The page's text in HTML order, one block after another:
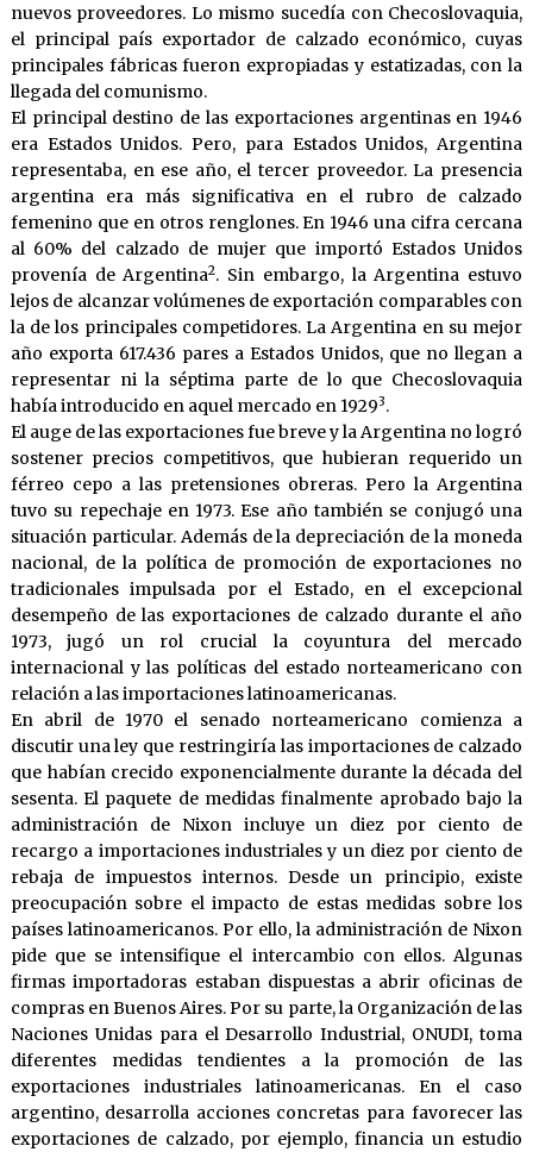
nuevos proveedores. Lo mismo sucedía con Checoslovaquia,
el principal país exportador de calzado económico, cuyas
principales fábricas fueron expropiadas y estatizadas, con la
llegada del comunismo.
El principal destino de las exportaciones argentinas en 1946
era Estados Unidos. Pero, para Estados Unidos, Argentina
representaba, en ese año, el tercer proveedor. La presencia
argentina era más significativa en el rubro de calzado
femenino que en otros renglones. En 1946 una cifra cercana
al 60% del calzado de mujer que importó Estados Unidos
provenía de Argentina2. Sin embargo, la Argentina estuvo
lejos de alcanzar volúmenes de exportación comparables con
la de los principales competidores. La Argentina en su mejor
año exporta 617.436 pares a Estados Unidos, que no llegan a
representar ni la séptima parte de lo que Checoslovaquia
había introducido en aquel mercado en 19293.
El auge de las exportaciones fue breve y la Argentina no logró
sostener precios competitivos, que hubieran requerido un
férreo cepo a las pretensiones obreras. Pero la Argentina
tuvo su repechaje en 1973. Ese año también se conjugó una
situación particular. Además de la depreciación de la moneda
nacional, de la política de promoción de exportaciones no
tradicionales impulsada por el Estado, en el excepcional
desempeño de las exportaciones de calzado durante el año
1973, jugó un rol crucial la coyuntura del mercado
internacional y las políticas del estado norteamericano con
relación a las importaciones latinoamericanas.
En abril de 1970 el senado norteamericano comienza a
discutir una ley que restringiría las importaciones de calzado
que habían crecido exponencialmente durante la década del
sesenta. El paquete de medidas finalmente aprobado bajo la
administración de Nixon incluye un diez por ciento de
recargo a importaciones industriales y un diez por ciento de
rebaja de impuestos internos. Desde un principio, existe
preocupación sobre el impacto de estas medidas sobre los
países latinoamericanos. Por ello, la administración de Nixon
pide que se intensifique el intercambio con ellos. Algunas
firmas importadoras estaban dispuestas a abrir oficinas de
compras en Buenos Aires. Por su parte, la Organización de las
Naciones Unidas para el Desarrollo Industrial, ONUDI, toma
diferentes medidas tendientes a la promoción de las
exportaciones industriales latinoamericanas. En el caso
argentino, desarrolla acciones concretas para favorecer las
exportaciones de calzado, por ejemplo, financia un estudio